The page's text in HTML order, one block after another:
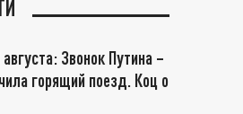
Звонок Путина –
горящий поезд. Коц о